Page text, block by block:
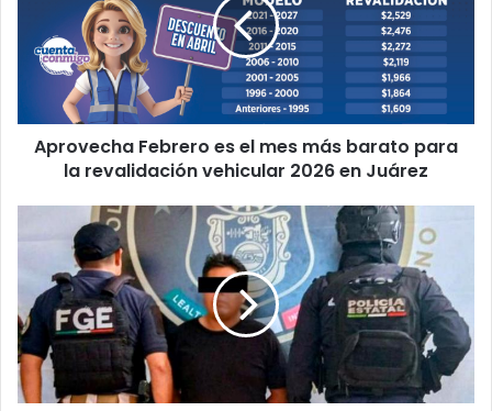
más
barato
la
revalidación
vehicular
Aprovecha Febrero es el mes más barato para
la revalidación vehicular 2026 en Juárez
padres
a
m4chet4zos
porque
no